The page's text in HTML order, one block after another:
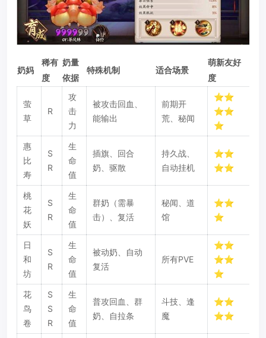
奶妈
稀有
度
奶量
依据
特殊机制 适合场景
萌新友好
度
萤
草
R
攻
击
力
被攻击回血、
能输出
前期开
荒、秘闻
⭐⭐
⭐⭐
⭐
惠
比
寿
S
R
生
命
值
插旗、回合
奶、驱散
持久战、
自动挂机
⭐⭐
⭐⭐
桃
花
妖
S
R
生
命
值
群奶（需暴
击）、复活
秘闻、道
馆
⭐⭐
⭐
日
和
坊
S
R
生
命
值
被动奶、自动
复活
所有PVE
⭐⭐
⭐⭐
⭐
花
鸟
卷
S
S
R
生
命
值
普攻回血、群
奶、自拉条
斗技、逢
魔
⭐⭐
⭐⭐